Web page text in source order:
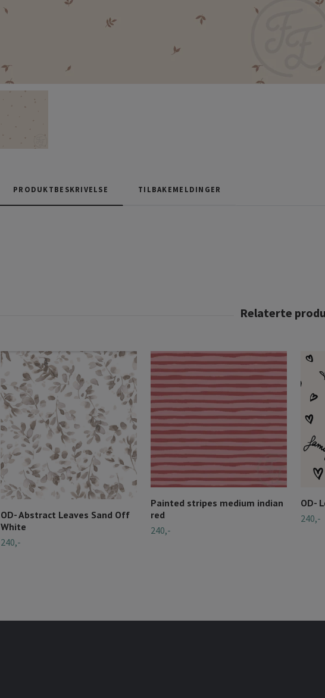
PRODUKTBESKRIVELSE TILBAKEMELDINGER
OD- Abstract Leaves Sand Off
White
240,-
Painted stripes medium indian
red
240,-
OD-
240,-